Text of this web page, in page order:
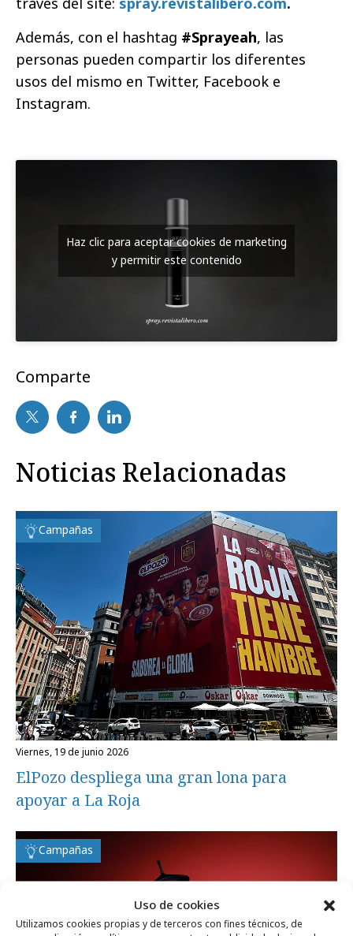
Uso de cookies
Utilizamos cookies propias y de terceros con fines técnicos, de
Además, con el hashtag #Sprayeah, las
personas pueden compartir los diferentes
usos del mismo en Twitter, Facebook e
Instagram.
Haz clic para aceptar cookies de marketing
y permitir este contenido
Comparte
Noticias Relacionadas
Campañas
viernes, 19 de junio 2026
ElPozo despliega una gran lona para
apoyar a La Roja
Campañas